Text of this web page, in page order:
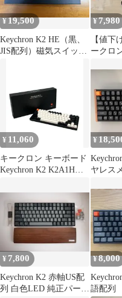
¥19,500
Keychron K2 HE（黒、
JIS配列）磁気スイッチ
¥7,980
【値下
ークロ
¥ 11,060
キークロン キーボード
Keychron K2 K2A1H
¥
ヤレス
¥ 7,800
Keychron K2 赤軸US配
列 白色LED 純正パーム
¥8,000
語配列